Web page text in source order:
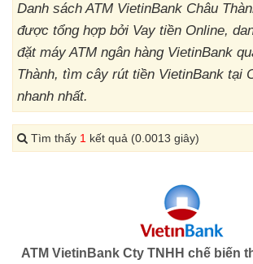
Danh sách ATM VietinBank Châu
được tổng hợp bởi Vay tiền Online,
đặt máy ATM ngân hàng VietinBank
Thành, tìm cây rút tiền VietinBank tại
nhanh nhất.
Tìm thấy 1 kết quả (0.0013 giây)
ATM VietinBank Cty TNHH chế biến